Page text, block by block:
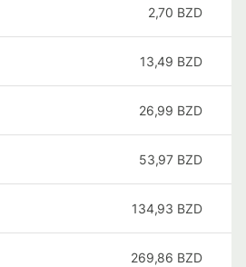
2,70 BZD
13,49 BZD
26,99 BZD
53,97 BZD
134,93 BZD
269,86 BZD